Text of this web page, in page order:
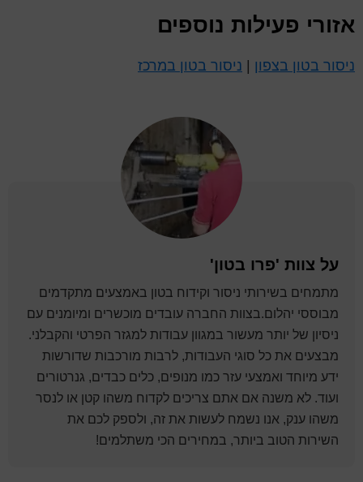
אזורי פעילות נוספים
ניסור בטון בצפון ניסור בטון במרכז
על צוות 'פרו בטון'
מתמחים בשירותי ניסור וקידוח בטון באמצעים מתקדמים
מבוססי יהלום.בצוות החברה עובדים מוכשרים ומיומנים עם
ניסיון של יותר מעשור במגוון עבודות למגזר הפרטי והקבלני.
מבצעים את כל סוגי העבודות, לרבות מורכבות שדורשות
ידע מיוחד ואמצעי עזר כמו מנופים, כלים כבדים, גנרטורים
ועוד. לא משנה אם אתם צריכים לקדוח משהו קטן או לנסר
משהו ענק, אנו נשמח לעשות את זה, ולספק לכם את
השירות הטוב ביותר, במחירים הכי משתלמים!